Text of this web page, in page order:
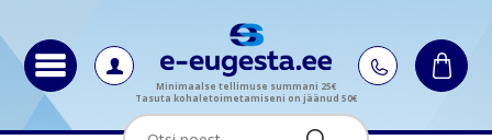
Minimaalse tellimuse summani 25€
Tasuta kohaletoimetamiseni on jäänud 50€